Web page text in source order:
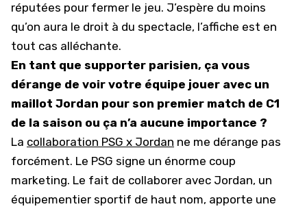
réputées pour fermer le jeu. J’espère du moins
qu’on aura le droit à du spectacle, l’affiche est en
tout cas alléchante.
En tant que supporter parisien, ça vous
dérange de voir votre équipe jouer avec un
maillot Jordan pour son premier match de C1
de la saison ou ça n’a aucune importance ?
La collaboration PSG x Jordan ne me dérange pas
forcément. Le PSG signe un énorme coup
marketing. Le fait de collaborer avec Jordan, un
équipementier sportif de haut nom, apporte une